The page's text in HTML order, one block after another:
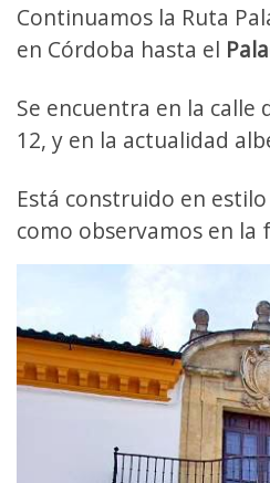
Continuamos la Ruta
en Córdoba hasta el
Se encuentra en la calle
12, y en la actualidad
Está construido en
como observamos en la